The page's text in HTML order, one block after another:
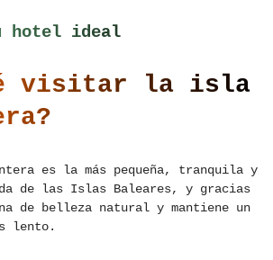
hotel ideal
visitar la isla
es la más pequeña, tranquila y
de las Islas Baleares, y gracias
de belleza natural y mantiene un
lento.